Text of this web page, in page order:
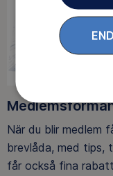
När du blir medlem
brevlåda, med tips,
får också fina